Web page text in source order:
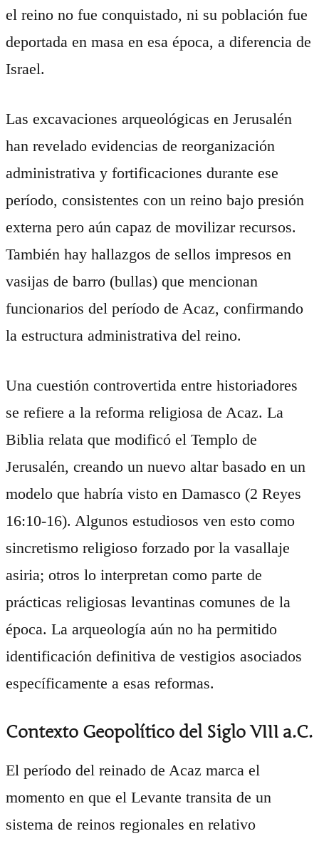
el reino no fue conquistado, ni su población fue
deportada en masa en esa época, a diferencia de
Israel.
Las excavaciones arqueológicas en Jerusalén
han revelado evidencias de reorganización
administrativa y fortificaciones durante ese
período, consistentes con un reino bajo presión
externa pero aún capaz de movilizar recursos.
También hay hallazgos de sellos impresos en
vasijas de barro (bullas) que mencionan
funcionarios del período de Acaz, confirmando
la estructura administrativa del reino.
Una cuestión controvertida entre historiadores
se refiere a la reforma religiosa de Acaz. La
Biblia relata que modificó el Templo de
Jerusalén, creando un nuevo altar basado en un
modelo que habría visto en Damasco (2 Reyes
16:10-16). Algunos estudiosos ven esto como
sincretismo religioso forzado por la vasallaje
asiria; otros lo interpretan como parte de
prácticas religiosas levantinas comunes de la
época. La arqueología aún no ha permitido
identificación definitiva de vestigios asociados
específicamente a esas reformas.
Contexto Geopolítico del Siglo VIII a.C.
El período del reinado de Acaz marca el
momento en que el Levante transita de un
sistema de reinos regionales en relativo